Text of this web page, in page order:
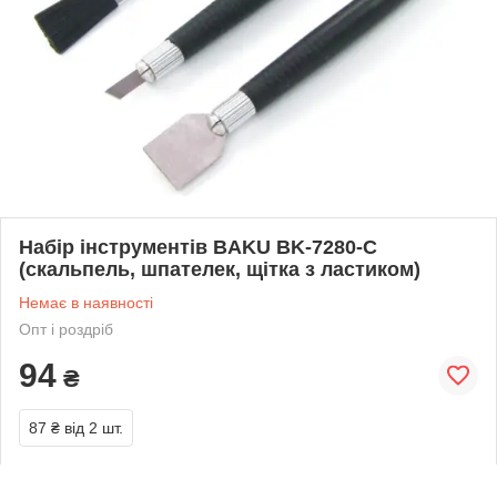
Набір інструментів BAKU BK-7280-C
(скальпель, шпателек, щітка з ластиком)
Немає в наявності
Опт і роздріб
94 ₴
87 ₴ від 2 шт.